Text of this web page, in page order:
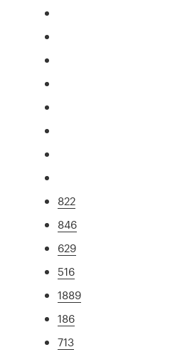
822
846
629
516
1889
186
713